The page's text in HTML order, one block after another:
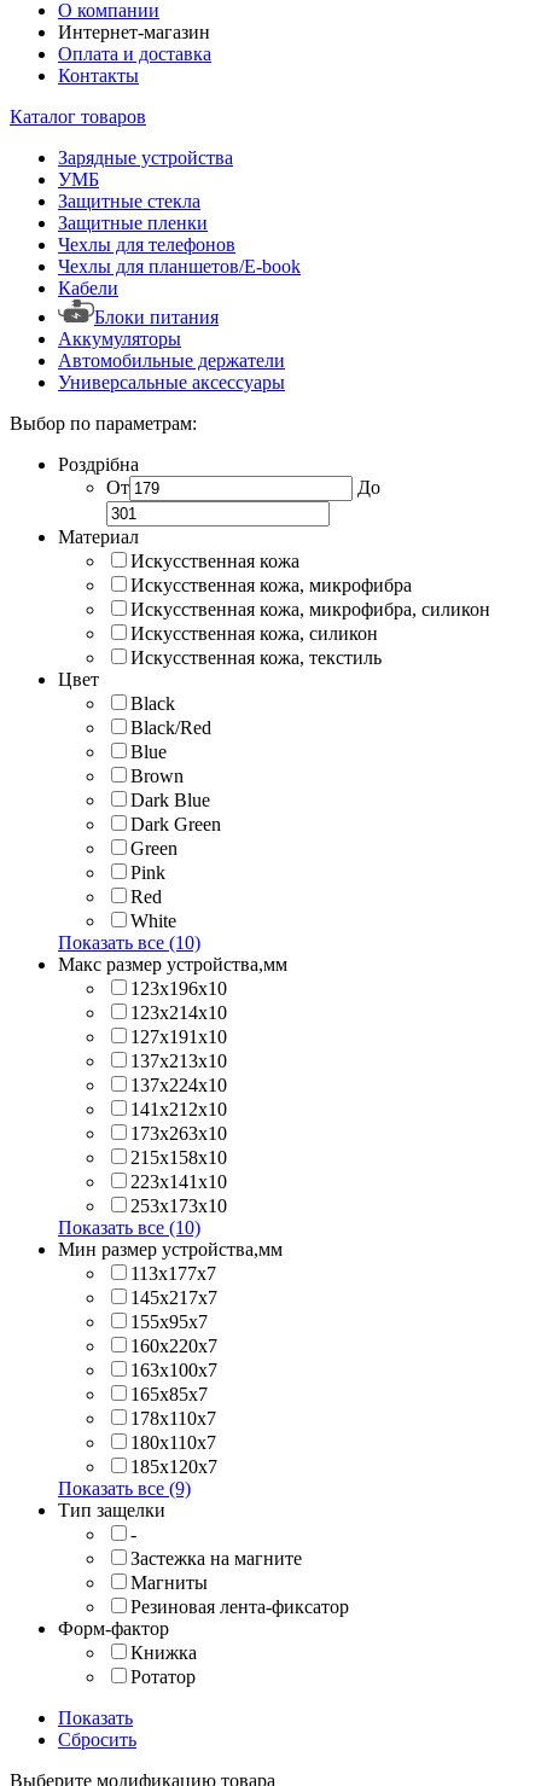
О компании
Интернет-магазин
Оплата и доставка
Контакты
Каталог товаров
Зарядные устройства
УМБ
Защитные стекла
Защитные пленки
Чехлы для телефонов
Чехлы для планшетов/E-book
Кабели
Блоки питания
Аккумуляторы
Автомобильные держатели
Универсальные аксессуары
Выбор по параметрам:
Роздрібна
От
До
Материал
Искусственная кожа
Искусственная кожа, микрофибра
Искусственная кожа, микрофибра, силикон
Искусственная кожа, силикон
Искусственная кожа, текстиль
Цвет
Black
Black/Red
Blue
Brown
Dark Blue
Dark Green
Green
Pink
Red
White
Показать все (10)
Макс размер устройства,мм
123х196х10
123х214x10
127х191х10
137х213х10
137х224x10
141х212х10
173х263x10
215х158x10
223х141x10
253х173x10
Показать все (10)
Мин размер устройства,мм
113x177x7
145x217x7
155x95x7
160x220x7
163x100x7
165x85x7
178x110x7
180x110x7
185x120x7
Показать все (9)
Тип защелки
-
Застежка на магните
Магниты
Резиновая лента-фиксатор
Форм-фактор
Книжка
Ротатор
Показать
Сбросить
Выберите модификацию товара